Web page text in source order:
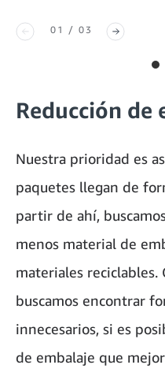
01 / 03
Reducción de
Nuestra prioridad es
paquetes llegan de
partir de ahí,
menos material de
materiales
buscamos encontrar
innecesarios, si es
de embalaje que